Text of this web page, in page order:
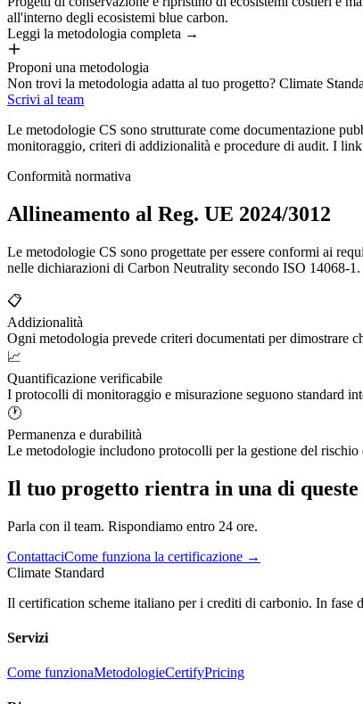
all'interno degli ecosistemi blue carbon.
Leggi la metodologia completa →
Proponi una metodologia
Non trovi la metodologia adatta al tuo progetto? Climate
Scrivi al team
Le metodologie CS sono strutturate come documentazione
monitoraggio, criteri di addizionalità e procedure di audit. I
Conformità normativa
Allineamento al Reg. UE 2024/3012
Le metodologie CS sono progettate per essere conformi ai
nelle dichiarazioni di Carbon Neutrality secondo ISO 14068-1.
📋
Addizionalità
Ogni metodologia prevede criteri documentati per dimostrare
📈
Quantificazione verificabile
I protocolli di monitoraggio e misurazione seguono standard
🕐
Permanenza e durabilità
Le metodologie includono protocolli per la gestione del
Il tuo progetto rientra in una di queste
Parla con il team. Rispondiamo entro 24 ore.
ContattaciCome funziona la certificazione →
Climate Standard
Il certification scheme italiano per i crediti di carbonio. In fase
Servizi
Come funzionaMetodologieCertifyPricing